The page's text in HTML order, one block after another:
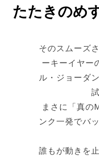
たたきのめ
そのスムーズ
ーキーイヤー
ル・ジョーダ
まさに「真の
ンク一発でバ
誰もが動きを